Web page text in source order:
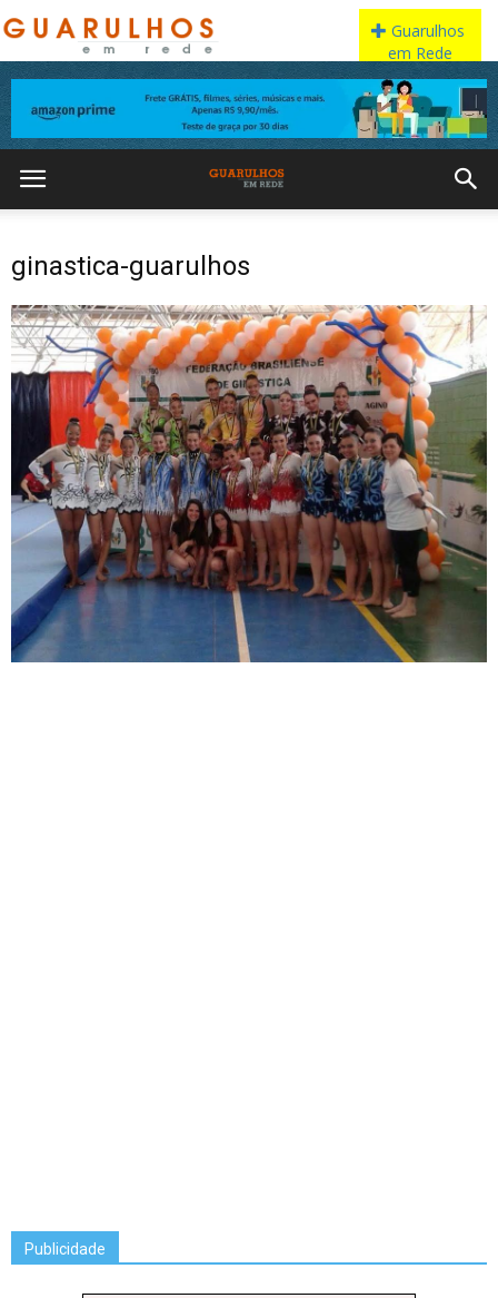
ginastica-guarulhos
Publicidade